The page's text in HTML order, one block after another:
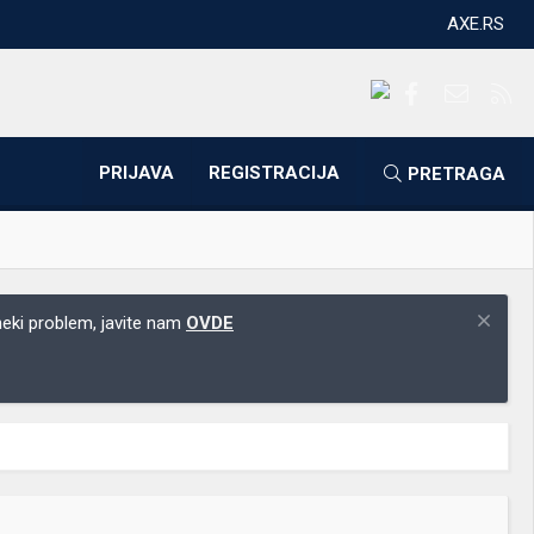
AXE.RS
PRIJAVA REGISTRACIJA PRETRAGA
problem, javite nam OVDE